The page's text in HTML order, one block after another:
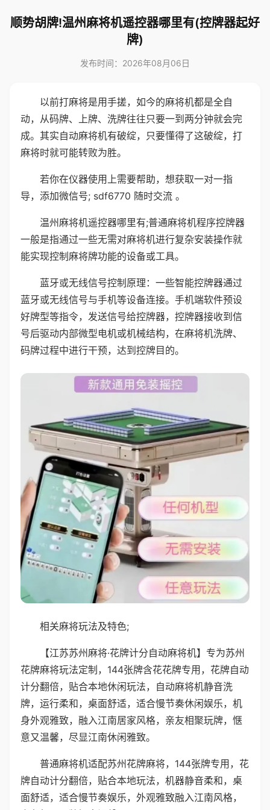
顺势胡牌!温州麻将机遥控器哪里有(控牌器起好
牌)
发布时间：2026年08月06日
以前打麻将是用手搓，如今的麻将机都是全自
动，从码牌、上牌、洗牌往往只要一到两分钟就会完
成。其实自动麻将机有破绽，只要懂得了这破绽，打
麻将时就可能转败为胜。
若你在仪器使用上需要帮助，想获取一对一指
导，添加微信号; sdf6770 随时交流 。
温州麻将机遥控器哪里有;普通麻将机程序控牌器
一般是指通过一些无需对麻将机进行复杂安装操作就
能实现控制麻将牌功能的设备或工具。
蓝牙或无线信号控制原理：一些智能控牌器通过
蓝牙或无线信号与手机等设备连接。手机端软件预设
好牌型等指令，发送信号给控牌器，控牌器接收到信
号后驱动内部微型电机或机械结构，在麻将机洗牌、
码牌过程中进行干预，达到控牌目的。
相关麻将玩法及特色;
【江苏苏州麻将·花牌计分自动麻将机】专为苏州
花牌麻将玩法定制，144张牌含花花牌专用，花牌自动
计分翻倍，贴合本地休闲玩法，自动麻将机静音洗
牌，运行柔和，桌面舒适，适合慢节奏休闲娱乐，机
身外观雅致，融入江南居家风格，亲友相聚玩牌，惬
意又温馨，尽显江南休闲雅致。
普通麻将机适配苏州花牌麻将，144张牌专用，花
牌自动计分翻倍，贴合本地玩法，机器静音柔和，桌
面舒适，适合慢节奏娱乐，外观雅致融入江南风格，